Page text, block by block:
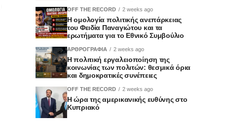
OFF THE RECORD 2 weeks ago
Η ομολογία πολιτικής ανεπάρκειας
του Φειδία Παναγιώτου και τα
ερωτήματα για το Εθνικό Συμβούλιο
ΑΡΘΡΟΓΡΑΦΙΑ 2 weeks ago
Η πολιτική εργαλειοποίηση της
κοινωνίας των πολιτών: θεσμικά όρια
και δημοκρατικές συνέπειες
OFF THE RECORD 2 weeks ago
Η ώρα της αμερικανικής ευθύνης στο
Κυπριακό